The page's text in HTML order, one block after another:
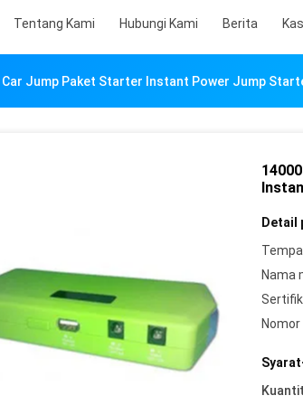
Tentang Kami Hubungi Kami Berita
Car Jump Paket Starter Instant Power Jump
Detail
Nama